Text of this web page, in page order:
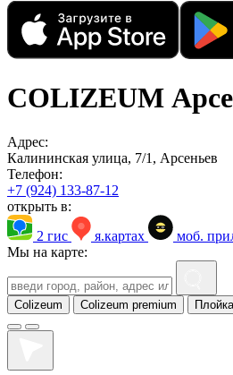
COLIZEUM
Адрес:
Калининская улица, 7/1, Арсеньев
Телефон:
+7 (924) 133-87-12
открыть в:
2 гис
я.картах
моб.
Мы на карте:
Colizeum Colizeum premium Плойка